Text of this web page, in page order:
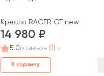
Кресло RACER GT new
14 980
5.0отзывов (1)
В корзину